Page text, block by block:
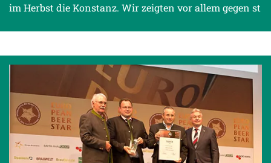
im Herbst die Konstanz. Wir zeigten vor allem gegen st